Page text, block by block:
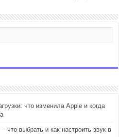
что изменила Apple и когда
что выбрать и как настроить звук в